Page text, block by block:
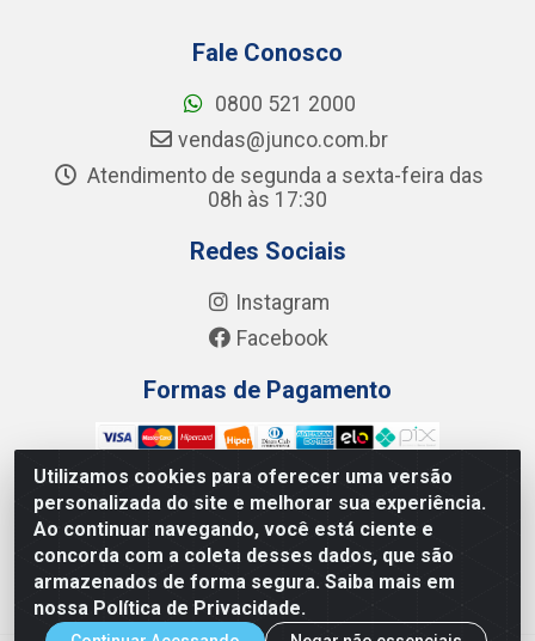
Utilizamos cookies para oferecer uma versão
personalizada do site e melhorar sua experiência.
Ao continuar navegando, você está ciente e
concorda com a coleta desses dados, que são
armazenados de forma segura. Saiba mais em
nossa Política de Privacidade.
Fale Conosco
0800 521 2000
vendas@junco.com.br
Atendimento de segunda a sexta-feira das
08h às 17:30
Redes Sociais
Instagram
Facebook
Formas de Pagamento
Junco Industria e Comercio Ltda - R. Lineu Anterino
Mariano, 505 - Distrito Industrial, Uberlândia - MG CEP
38.402-346 - CNPJ: 66.312.653/0001-14